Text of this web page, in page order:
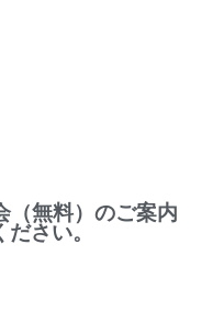
（無料）のご案内
さい。